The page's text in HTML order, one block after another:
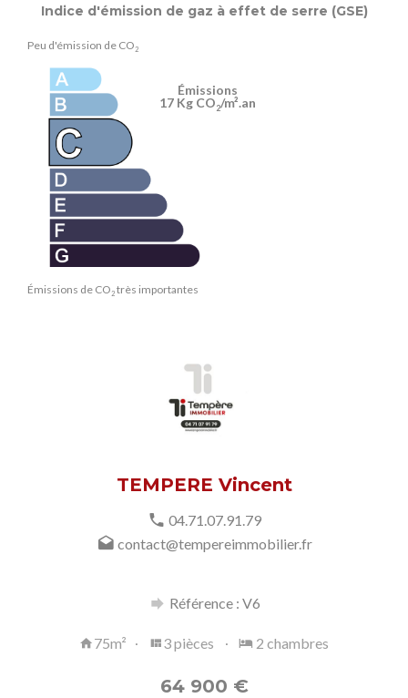
Indice d'émission de gaz à effet de serre (GSE)
Peu d'émission de CO2
Émissions de CO2 très importantes
Émissions
17 Kg CO2/m².an
TEMPERE Vincent
04.71.07.91.79
contact@tempereimmobilier.fr
Référence : V6
75m² 3 pièces 2 chambres
64 900 €